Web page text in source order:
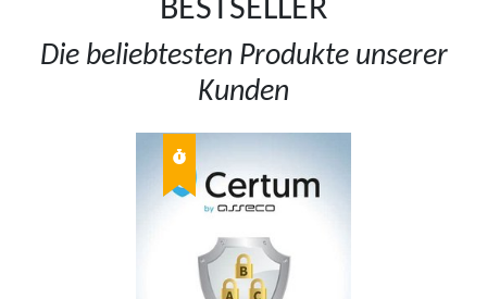
BESTSELLER
Die beliebtesten Produkte unserer
Kunden